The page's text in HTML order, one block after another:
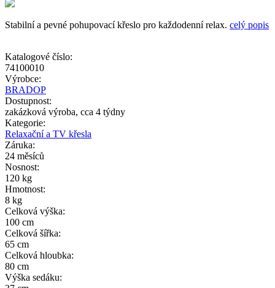
Stabilní a pevné pohupovací křeslo pro každodenní relax. celý popis
Katalogové číslo:
74100010
Výrobce:
BRADOP
Dostupnost:
zakázková výroba, cca 4 týdny
Kategorie:
Relaxační a TV křesla
Záruka:
24 měsíců
Nosnost:
120 kg
Hmotnost:
8 kg
Celková výška:
100 cm
Celková šířka:
65 cm
Celková hloubka:
80 cm
Výška sedáku: